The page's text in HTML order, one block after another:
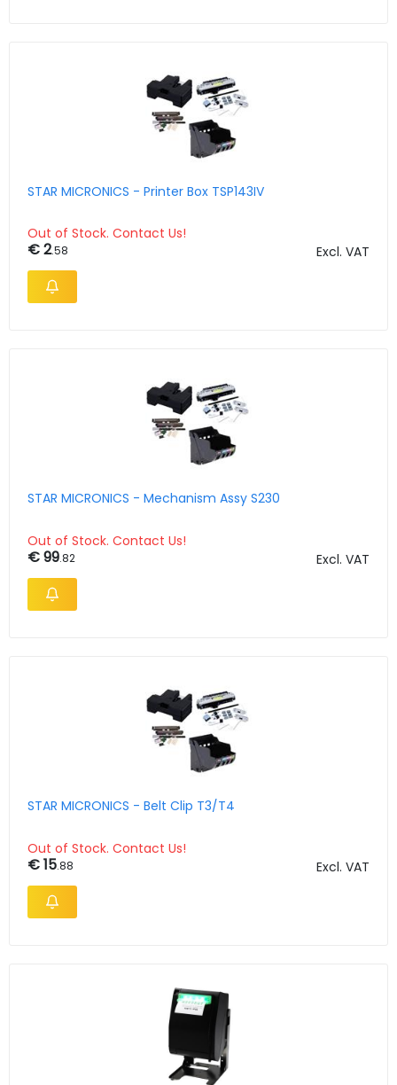
STAR MICRONICS - Printer Box TSP143IV
Out of Stock. Contact Us!
€ 2.58 Excl. VAT
STAR MICRONICS - Mechanism Assy S230
Out of Stock. Contact Us!
€ 99.82 Excl. VAT
STAR MICRONICS - Belt Clip T3/T4
Out of Stock. Contact Us!
€ 15.88 Excl. VAT